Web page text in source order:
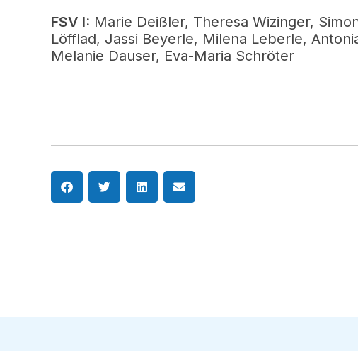
FSV I: Marie Deißler, Theresa Wizinger,
Löfflad, Jassi Beyerle, Milena Leberle,
Melanie Dauser, Eva-Maria Schröter